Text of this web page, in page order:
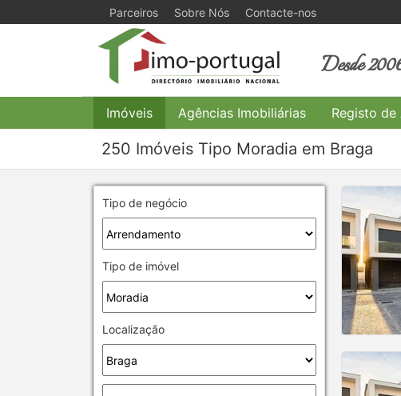
Parceiros Sobre Nós Contacte-nos
Desde
Imóveis Agências Imobiliárias Registo de
250 Imóveis Tipo Moradia em Braga
Tipo de negócio
Tipo de imóvel
Localização